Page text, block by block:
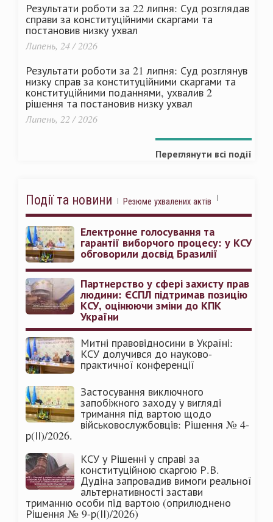
Результати роботи за 22 липня: Суд розглядав
справи за конституційними скаргами та
постановив низку ухвал
Липень, 24 / 2026
Результати роботи за 21 липня: Суд розглянув
низку справ за конституційними скаргами та
конституційними поданнями, ухвалив 2
рішення та постановив низку ухвал
Липень, 22 / 2026
Переглянути всі події
Події та новини Резюме ухвалених актів
Електронне голосування та
гарантії виборчого процесу: у КСУ
обговорили досвід Бразилії
Партнерство у сфері захисту прав
людини: ЄСПЛ підтримав позицію
КСУ, оцінюючи зміни до КПК
України
Митні правовідносини в Україні:
КСУ долучився до науково-
практичної конференції
Застосування виключного
запобіжного заходу у вигляді
тримання під вартою щодо
військовослужбовців: Рішення № 4-
р(ІІ)/2026.
КСУ у Рішенні у справі за
конституційною скаргою Р.В.
Дудіна запровадив вимоги реальної
альтернативності застави
триманню особи під вартою (оприлюднено
Рішення № 9-р(ІІ)/2026)